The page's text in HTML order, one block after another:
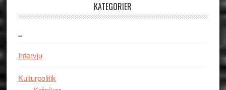
kan
KATEGORIER
..
Intervju
Kulturpolitik